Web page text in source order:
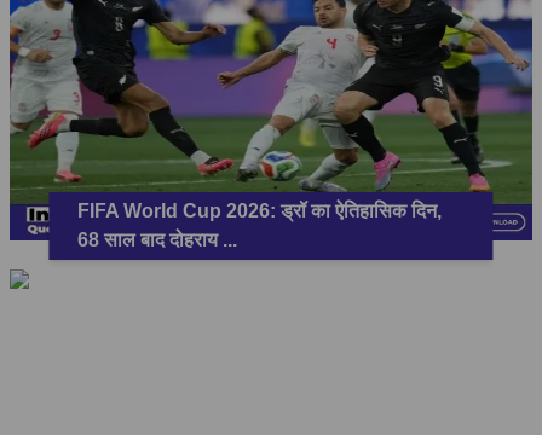
FIFA World Cup 2026: ड्रॉ का ऐतिहासिक दिन,
68 साल बाद दोहराय...